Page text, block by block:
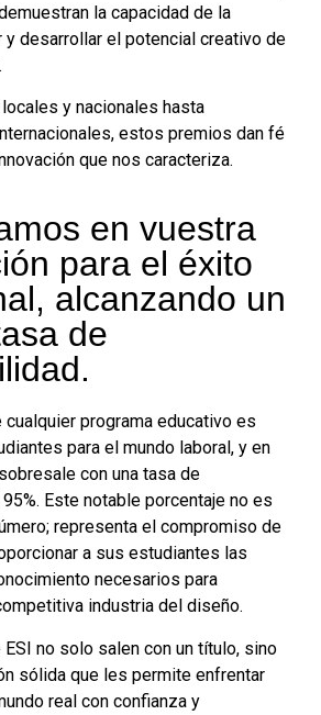
la capacidad de la
y desarrollar el potencial creativo de
y nacionales hasta
estos premios dan fé
que nos caracteriza.
en vuestra
para el éxito
alcanzando un
de
cualquier programa educativo es
para el mundo laboral, y en
con una tasa de
Este notable porcentaje no es
representa el compromiso de
a sus estudiantes las
necesarios para
industria del diseño.
no solo salen con un título, sino
sólida que les permite enfrentar
real con confianza y